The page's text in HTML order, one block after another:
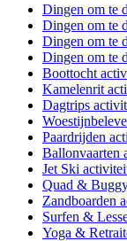
Dingen om te
Dingen om te
Dingen om te
Dingen om te
Boottocht
Kamelenrit
Dagtrips
Paardrijden
Ballonvaarten
Jet Ski
Quad &
Zandboarden
Surfen &
Yoga &